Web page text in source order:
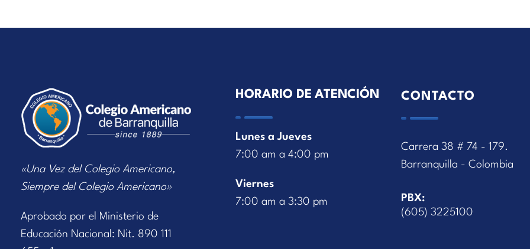
«Una Vez del Colegio Americano,
Siempre del Colegio Americano»
Aprobado por el Ministerio de
Educación Nacional: Nit. 890 111
HORARIO DE ATENCIÓN
Lunes a Jueves
7:00 am a 4:00 pm
Viernes
7:00 am a 3:30 pm
CONTACTO
Carrera 38 # 74 - 179.
Barranquilla - Colombia
PBX:
(605) 3225100